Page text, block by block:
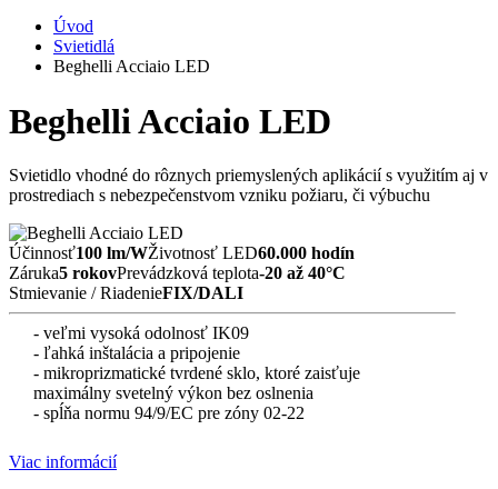
Úvod
Svietidlá
Beghelli Acciaio LED
Beghelli Acciaio LED
Svietidlo vhodné do rôznych priemyslených aplikácií s využitím aj v
prostrediach s nebezpečenstvom vzniku požiaru, či výbuchu
Účinnosť100 lm/WŽivotnosť LED60.000 hodín
Záruka5 rokovPrevádzková teplota-20 až 40°C
Stmievanie / RiadenieFIX/DALI
- veľmi vysoká odolnosť IK09
- ľahká inštalácia a pripojenie
- mikroprizmatické tvrdené sklo, ktoré zaisťuje
maximálny svetelný výkon bez oslnenia
- spĺňa normu 94/9/EC pre zóny 02-22
Viac informácií